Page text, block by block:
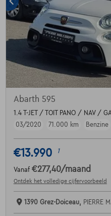
Abarth 595
1.4 T-JET / TOIT PANO / NAV /
03/2020
71.000 km Benzine
€13.990 1
Vanaf €277,40/maand
Ontdek het volledige cijfervoorbeeld
1390 Grez-Doiceau, PIERRE